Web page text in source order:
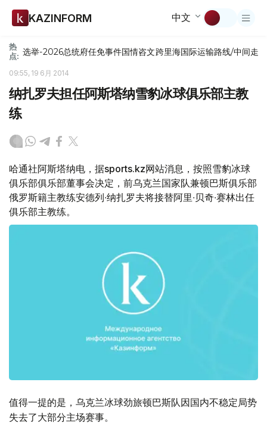
KAZINFORM 中文
热
点: 选举-2026总统府任免事件国情咨文跨里海国际运输路线/中间走廊
09:55, 19 6月 2014
纳扎罗夫担任阿斯塔纳雪豹冰球俱乐部主教
练
哈通社阿斯塔纳电，据sports.kz网站消息，按照雪豹冰球
俱乐部俱乐部董事会决定，前乌克兰国家队兼顿巴斯俱乐部
俄罗斯籍主教练安德列∙纳扎罗夫将接替阿里∙贝奇∙赛林出任
俱乐部主教练。
值得一提的是，乌克兰冰球劲旅顿巴斯队因国内不稳定局势
失去了大部分主场赛事。